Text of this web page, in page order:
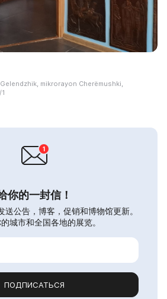
mikrorayon Cherëmushki,
你的一封信！
送公告，博客，促销和博物馆更新。
城市和全国各地的展览。
ПОДПИСАТЬСЯ